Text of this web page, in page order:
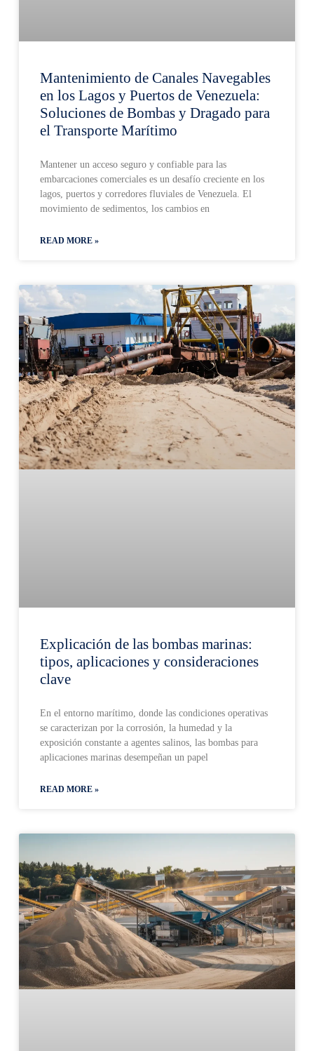
Mantenimiento de Canales Navegables
en los Lagos y Puertos de Venezuela:
Soluciones de Bombas y Dragado para
el Transporte Marítimo
Mantener un acceso seguro y confiable para las
embarcaciones comerciales es un desafío creciente en los
lagos, puertos y corredores fluviales de Venezuela. El
movimiento de sedimentos, los cambios en
READ MORE »
Explicación de las bombas marinas:
tipos, aplicaciones y consideraciones
clave
En el entorno marítimo, donde las condiciones operativas
se caracterizan por la corrosión, la humedad y la
exposición constante a agentes salinos, las bombas para
aplicaciones marinas desempeñan un papel
READ MORE »